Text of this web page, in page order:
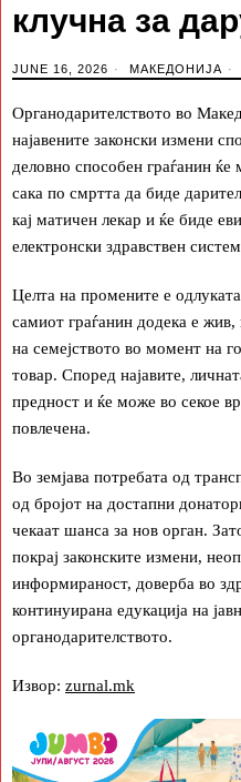
клучна за
JUNE 16, 2026 МАКЕДОНИЈА
Органодарителството во
најавените законски измени
деловно способен граѓанин
сака по смртта да биде
кај матичен лекар и ќе биде
електронски здравствен
Целта на промените е
самиот граѓанин додека е
на семејството во момент на
товар. Според најавите,
предност и ќе може во секое
повлечена.
Во земјава потребата од
од бројот на достапни
чекаат шанса за нов орган.
покрај законските измени,
информираност, доверба во
континуирана едукација на
органодарителството.
Извор: zurnal.mk